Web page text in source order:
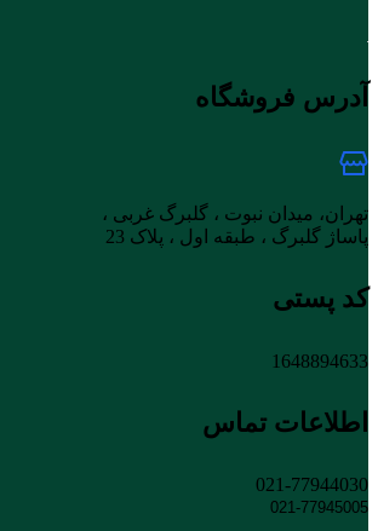
آدرس فروشگاه
تهران، میدان نبوت ، گلبرگ غربی ،
پاساژ گلبرگ ، طبقه اول ، پلاک 23
کد پستی
1648894633
اطلاعات تماس
021-77944030
021-77945005